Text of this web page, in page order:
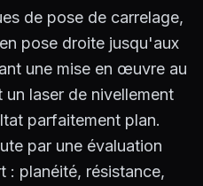
de pose de carrelage,
pose droite jusqu'aux
une mise en œuvre au
laser de nivellement
parfaitement plan.
par une évaluation
: planéité, résistance,